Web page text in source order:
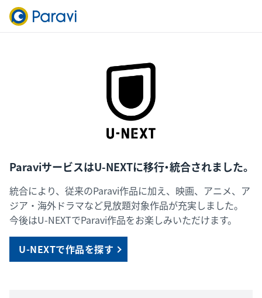
ParaviサービスはU-NEXTに移行・統合されました。
統合により、従来のParavi作品に加え、映画、アニメ、ア
ジア・海外ドラマなど見放題対象作品が充実しました。
今後はU-NEXTでParavi作品をお楽しみいただけます。
U-NEXTで作品を探す